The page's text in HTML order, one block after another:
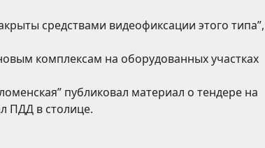
средствами видеофиксации этого
комплексам на оборудованных участках
публиковал материал о тендере на
ПДД в столице.